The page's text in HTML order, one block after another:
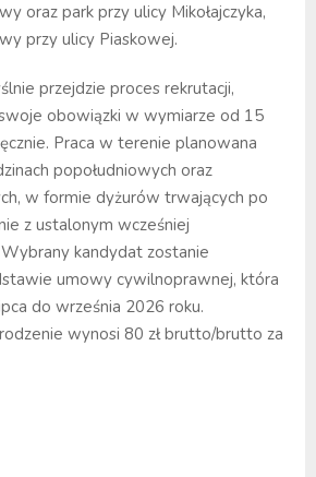
oraz park przy ulicy Mikołajczyka,
przy ulicy Piaskowej.
przejdzie proces rekrutacji,
obowiązki w wymiarze od 15
Praca w terenie planowana
popołudniowych oraz
w formie dyżurów trwających po
z ustalonym wcześniej
kandydat zostanie
umowy cywilnoprawnej, która
do września 2026 roku.
wynosi 80 zł brutto/brutto za